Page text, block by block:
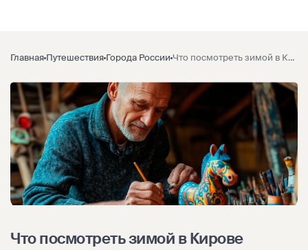
Главная Путешествия Города России Что посмотреть зимой в Кирове
Что посмотреть зимой в Кирове